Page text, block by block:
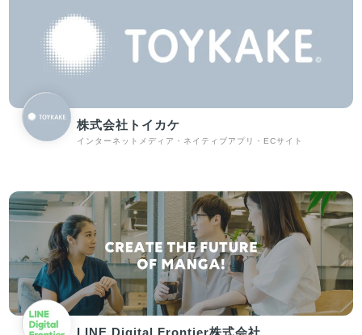
株式会社トイカケ
インターネットメディア・ネイティブアプリ・ECサイト
LINE Digital Frontier株式会社